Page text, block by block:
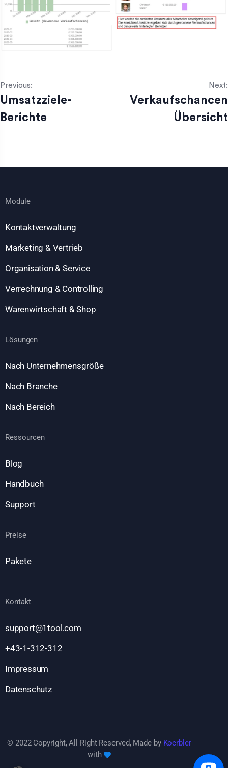
Previous:
Umsatzziele-
Berichte
Next:
Verkaufschancen
Übersicht
Module
Kontaktverwaltung
Marketing & Vertrieb
Organisation & Service
Verrechnung & Controlling
Warenwirtschaft & Shop
Lösungen
Nach Unternehmensgröße
Nach Branche
Nach Bereich
Ressourcen
Blog
Handbuch
Support
Preise
Pakete
Kontakt
support@1tool.com
+43-1-312-312
Impressum
Datenschutz
© 2022 Copyright, All Right Reserved, Made by Koerbler
with